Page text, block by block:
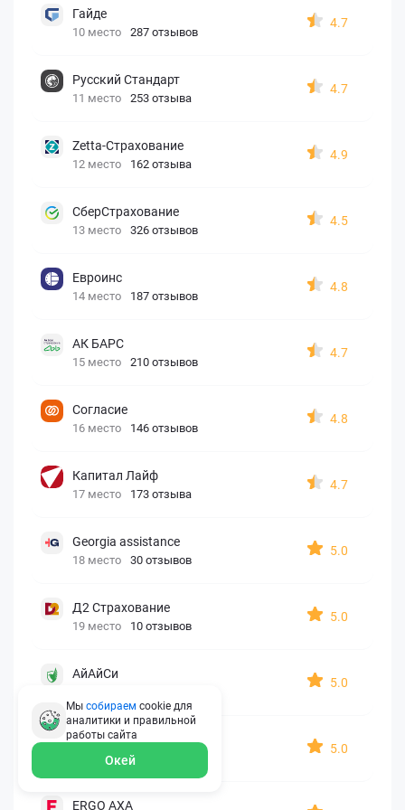
Гайде
10 место 287 отзывов
4.7
Русский Стандарт
11 место 253 отзыва
4.7
Zetta-Страхование
12 место 162 отзыва
4.9
СберСтрахование
13 место 326 отзывов
4.5
Евроинс
14 место 187 отзывов
4.8
АК БАРС
15 место 210 отзывов
4.7
Согласие
16 место 146 отзывов
4.8
Капитал Лайф
17 место 173 отзыва
4.7
Georgia assistance
18 место 30 отзывов
5.0
Д2 Страхование
19 место 10 отзывов
5.0
АйАйСи
5.0
OxySport
21 место 6 отзывов
5.0
ERGO AXA
Мы собираем cookie для
аналитики и правильной
работы сайта
Окей